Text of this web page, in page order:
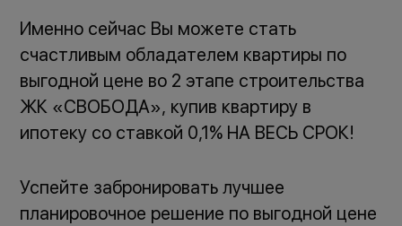
Именно сейчас Вы можете стать
счастливым обладателем квартиры по
выгодной цене во 2 этапе строительства
ЖК «СВОБОДА», купив квартиру в
ипотеку со ставкой 0,1% НА ВЕСЬ СРОК!
Успейте забронировать лучшее
планировочное решение по выгодной цене